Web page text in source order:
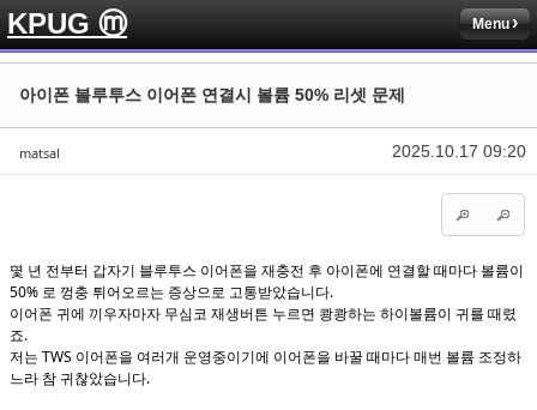
KPUG ⓜ Menu
2025.10.17 09:20
아이폰 블루투스 이어폰 연결시 볼륨 50% 리셋 문제
matsal
몇 년 전부터 갑자기 블루투스 이어폰을 재충전 후 아이폰에 연결할 때마다 볼륨이
50% 로 껑충 튀어오르는 증상으로 고통받았습니다.
이어폰 귀에 끼우자마자 무심코 재생버튼 누르면 쾅쾅하는 하이볼륨이 귀를 때렸
죠.
저는 TWS 이어폰을 여러개 운영중이기에 이어폰을 바꿀 때마다 매번 볼륨 조정하
느라 참 귀찮았습니다.
Sketchbook5, 스케치북5
Sketchbook5, 스케치북5
Sketchbook5, 스케치북5
Sketchbook5, 스케치북5